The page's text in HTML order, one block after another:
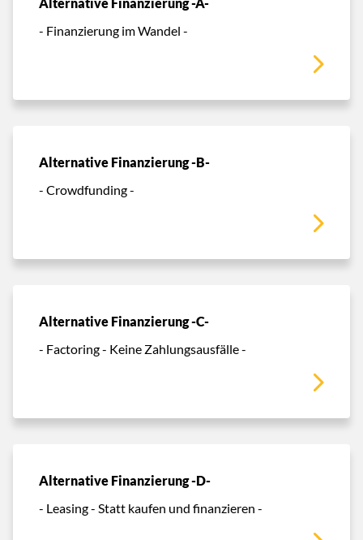
- Finanzierung im Wandel -
Alternative Finanzierung -B-
- Crowdfunding -
Alternative Finanzierung -C-
- Factoring - Keine Zahlungsausfälle -
Alternative Finanzierung -D-
- Leasing - Statt kaufen und finanzieren -